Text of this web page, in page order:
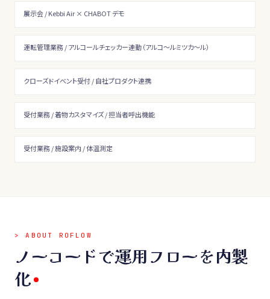
展示会 / Kebbi Air × CHABOT デモ
運転管理業務 / アルコールチェッカー連動（アルコ〜ルミツカ〜ル）
クローズドイベント受付 / 自社プロダクト連携
受付業務 / 着物カスタマイズ / 担当者呼出機能
受付業務 / 施設案内 / 体温測定
> ABOUT ROFLOW
ノーコードで運用フローを内製
化